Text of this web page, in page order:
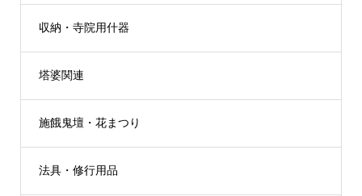
収納・寺院用什器
塔婆関連
施餓鬼壇・花まつり
法具・修行用品